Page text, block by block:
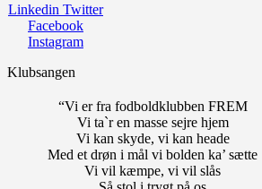
Linkedin Twitter
Facebook
Instagram
Klubsangen
“Vi er fra fodboldklubben FREM
Vi ta`r en masse sejre hjem
Vi kan skyde, vi kan heade
Med et drøn i mål vi bolden ka’ sætte
Vi vil kæmpe, vi vil slås